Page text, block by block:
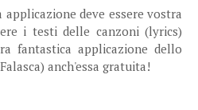
applicazione deve essere vostra
i testi delle canzoni (lyrics)
fantastica applicazione dello
anch'essa gratuita!